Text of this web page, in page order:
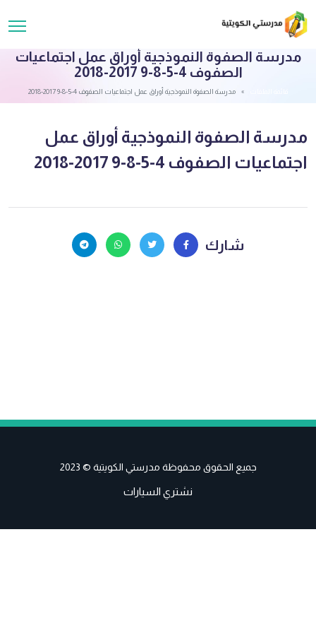
مدرسة الصفوة النموذجية أوراق عمل اجتماعيات
الصفوف 4-5-8-9 2017-2018
مدرسة الصفوة النموذجية أوراق عمل اجتماعيات الصفوف 4-5-8-9 2017-2018
مدرسة الصفوة النموذجية أوراق عمل
اجتماعيات الصفوف 4-5-8-9 2017-2018
شارك
جميع الحقوق محفوظة مدرستي الكويتية © 2023
نشتري السيارات